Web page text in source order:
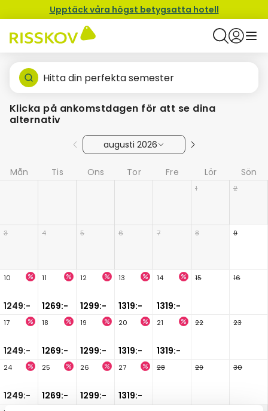
Upptäck våra högst betygsatta hotell
Hitta din perfekta semester
Klicka på ankomstdagen för att se dina
alternativ
augusti 2026
Mån Tis Ons Tor Fre Lör Sön
1 2
3 4 5 6 7 8 9
10
1249:-
11
1269:-
12
1299:-
13
1319:-
14
1319:-
15 16
17
1249:-
18
1269:-
19
1299:-
20
1319:-
21
1319:-
22 23
24
1249:-
25
1269:-
26
1299:-
27
1319:-
28 29 30